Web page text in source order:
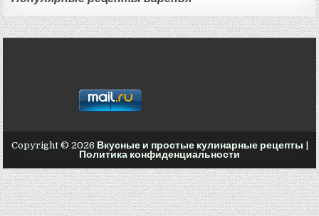
Copyright © 2026 Вкусные и простые кулинарные рецепты
Политика конфиденциальности